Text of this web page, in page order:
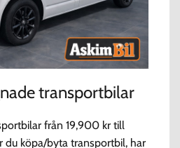
transportbilar
från 19,900 kr till
köpa/byta transportbil, har